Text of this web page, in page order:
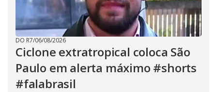
DO R7/06/08/2026
Ciclone extratropical coloca São
Paulo em alerta máximo #shorts
#falabrasil